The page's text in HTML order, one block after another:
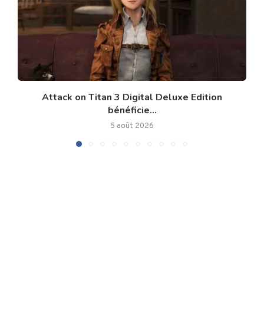
Attack on Titan 3 Digital Deluxe Edition
bénéficie...
5 août 2026